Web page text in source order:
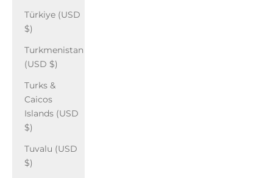
Türkiye (USD
$)
Turkmenistan
(USD $)
Turks &
Caicos
Islands (USD
$)
Tuvalu (USD
$)